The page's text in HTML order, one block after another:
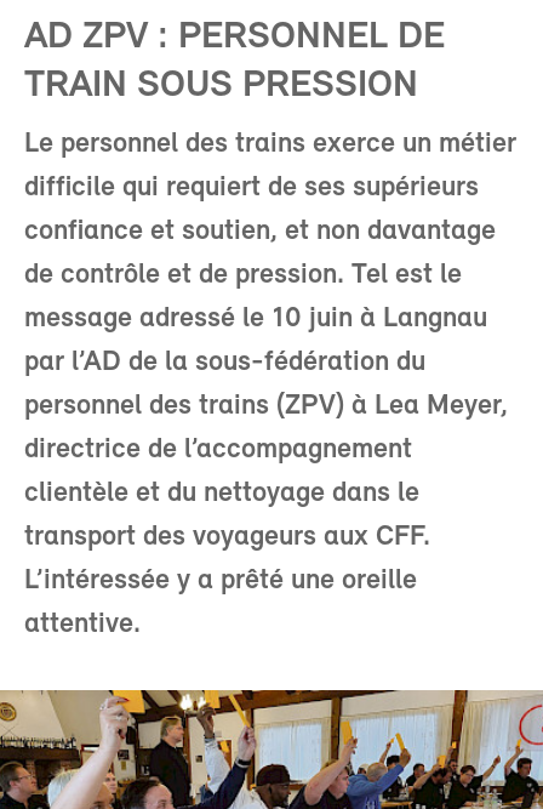
AD ZPV : PERSONNEL DE
TRAIN SOUS PRESSION
Le personnel des trains exerce un métier
difficile qui requiert de ses supérieurs
confiance et soutien, et non davantage
de contrôle et de pression. Tel est le
message adressé le 10 juin à Langnau
par l’AD de la sous-fédération du
personnel des trains (ZPV) à Lea Meyer,
directrice de l’accompagnement
clientèle et du nettoyage dans le
transport des voyageurs aux CFF.
L’intéressée y a prêté une oreille
attentive.